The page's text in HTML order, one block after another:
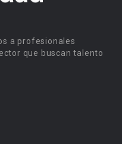
a profesionales
que buscan talento